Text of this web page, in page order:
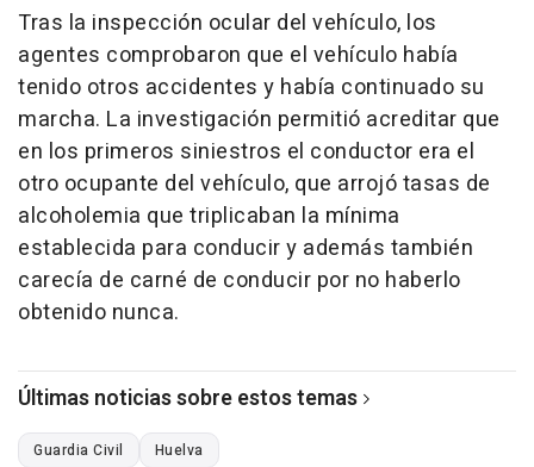
Tras la inspección ocular del vehículo, los
agentes comprobaron que el vehículo había
tenido otros accidentes y había continuado su
marcha. La investigación permitió acreditar que
en los primeros siniestros el conductor era el
otro ocupante del vehículo, que arrojó tasas de
alcoholemia que triplicaban la mínima
establecida para conducir y además también
carecía de carné de conducir por no haberlo
obtenido nunca.
Últimas noticias sobre estos temas
Guardia Civil Huelva